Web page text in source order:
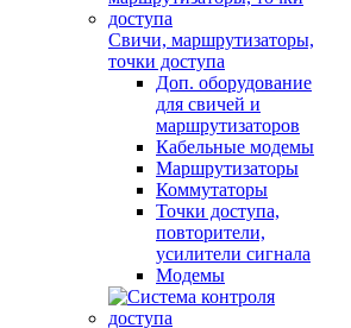
Свичи, маршрутизаторы,
точки доступа
Доп. оборудование
для свичей и
маршрутизаторов
Кабельные модемы
Маршрутизаторы
Коммутаторы
Точки доступа,
повторители,
усилители сигнала
Модемы